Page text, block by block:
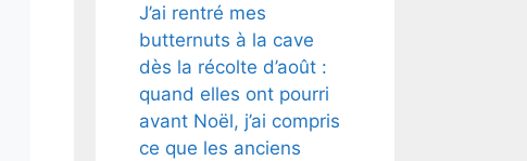
J’ai rentré mes
butternuts à la cave
dès la récolte d’août :
quand elles ont pourri
avant Noël, j’ai compris
ce que les anciens